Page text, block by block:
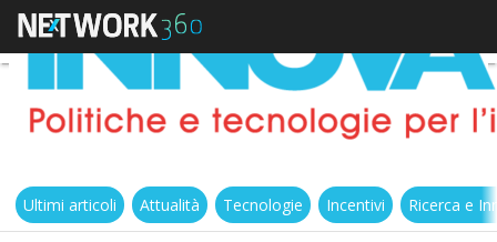
Ultimi articoli Attualità Tecnologie Incentivi Ricerca e